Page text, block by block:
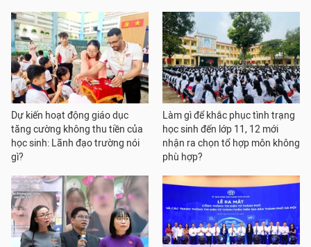
Dự kiến hoạt động giáo dục
tăng cường không thu tiền của
học sinh: Lãnh đạo trường nói
gì?
Làm gì để khắc phục tình trạng
học sinh đến lớp 11, 12 mới
nhận ra chọn tổ hợp môn không
phù hợp?